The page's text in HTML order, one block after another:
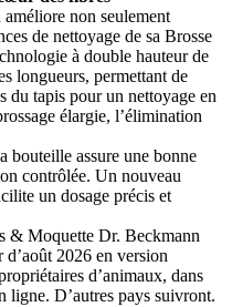
non seulement
de nettoyage de sa Brosse
à double hauteur de
longueurs, permettant de
du tapis pour un nettoyage en
élargie, l’élimination
bouteille assure une bonne
contrôlée. Un nouveau
un dosage précis et
& Moquette Dr. Beckmann
2026 en version
d’animaux, dans
ligne. D’autres pays suivront.